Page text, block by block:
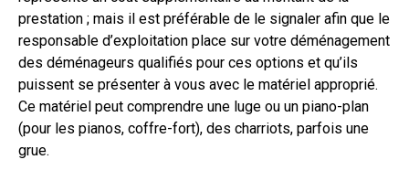
prestation ; mais il est préférable de le signaler afin que le
responsable d’exploitation place sur votre déménagement
des déménageurs qualifiés pour ces options et qu’ils
puissent se présenter à vous avec le matériel approprié.
Ce matériel peut comprendre une luge ou un piano-plan
(pour les pianos, coffre-fort), des charriots, parfois une
grue.